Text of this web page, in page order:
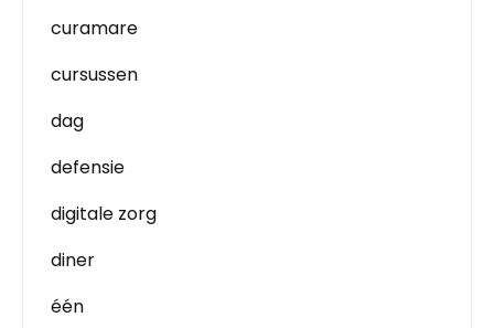
curamare
cursussen
dag
defensie
digitale zorg
diner
één